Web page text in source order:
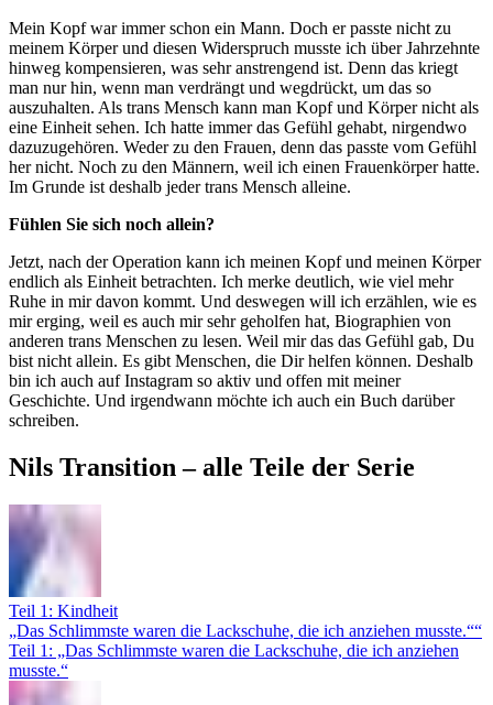
Mein Kopf war immer schon ein Mann. Doch er passte nicht zu
meinem Körper und diesen Widerspruch musste ich über Jahrzehnte
hinweg kompensieren, was sehr anstrengend ist. Denn das kriegt
man nur hin, wenn man verdrängt und wegdrückt, um das so
auszuhalten. Als trans Mensch kann man Kopf und Körper nicht als
eine Einheit sehen. Ich hatte immer das Gefühl gehabt, nirgendwo
dazuzugehören. Weder zu den Frauen, denn das passte vom Gefühl
her nicht. Noch zu den Männern, weil ich einen Frauenkörper hatte.
Im Grunde ist deshalb jeder trans Mensch alleine.
Fühlen Sie sich noch allein?
Jetzt, nach der Operation kann ich meinen Kopf und meinen Körper
endlich als Einheit betrachten. Ich merke deutlich, wie viel mehr
Ruhe in mir davon kommt. Und deswegen will ich erzählen, wie es
mir erging, weil es auch mir sehr geholfen hat, Biographien von
anderen trans Menschen zu lesen. Weil mir das das Gefühl gab, Du
bist nicht allein. Es gibt Menschen, die Dir helfen können. Deshalb
bin ich auch auf Instagram so aktiv und offen mit meiner
Geschichte. Und irgendwann möchte ich auch ein Buch darüber
schreiben.
Nils Transition – alle Teile der Serie
Teil 1: Kindheit
„Das Schlimmste waren die Lackschuhe, die ich anziehen musste.““
Teil 1: „Das Schlimmste waren die Lackschuhe, die ich anziehen
musste.“